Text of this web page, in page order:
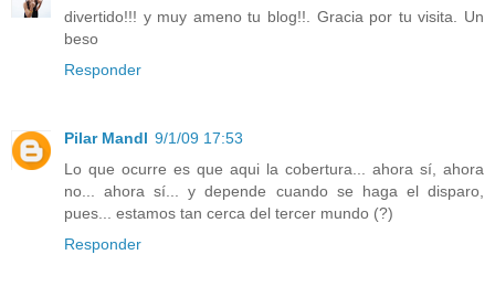
divertido!!! y muy ameno tu blog!!. Gracia por tu visita. Un
beso
Responder
Pilar Mandl 9/1/09 17:53
Lo que ocurre es que aqui la cobertura... ahora sí, ahora
no... ahora sí... y depende cuando se haga el disparo,
pues... estamos tan cerca del tercer mundo (?)
Responder